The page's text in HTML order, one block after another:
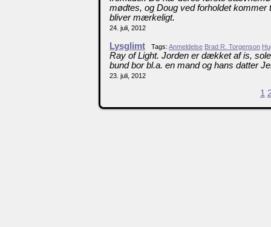
mødtes, og Doug ved forholdet kommer
bliver mærkeligt.
24. juli, 2012
Lysglimt Tags: Anmeldelse Brad R. Torgenson
Ray of Light. Jorden er dækket af is,
bund bor bl.a. en mand og hans datter
23. juli, 2012
1